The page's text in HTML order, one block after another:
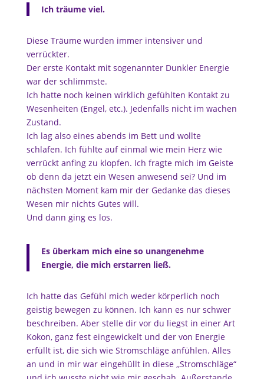
Ich träume viel.
Diese Träume wurden immer intensiver und
verrückter.
Der erste Kontakt mit sogenannter Dunkler Energie
war der schlimmste.
Ich hatte noch keinen wirklich gefühlten Kontakt zu
Wesenheiten (Engel, etc.). Jedenfalls nicht im wachen
Zustand.
Ich lag also eines abends im Bett und wollte
schlafen. Ich fühlte auf einmal wie mein Herz wie
verrückt anfing zu klopfen. Ich fragte mich im Geiste
ob denn da jetzt ein Wesen anwesend sei? Und im
nächsten Moment kam mir der Gedanke das dieses
Wesen mir nichts Gutes will.
Und dann ging es los.
Es überkam mich eine so unangenehme
Energie, die mich erstarren ließ.
Ich hatte das Gefühl mich weder körperlich noch
geistig bewegen zu können. Ich kann es nur schwer
beschreiben. Aber stelle dir vor du liegst in einer Art
Kokon, ganz fest eingewickelt und der von Energie
erfüllt ist, die sich wie Stromschläge anfühlen. Alles
an und in mir war eingehüllt in diese ,,Stromschläge“